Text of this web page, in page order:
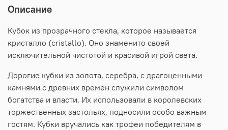
Описание
Кубок из прозрачного стекла, которое называется
кристалло (cristallo). Оно знаменито своей
исключительной чистотой и красивой игрой света.
Дорогие кубки из золота, серебра, с драгоценными
камнями с древних времен служили символом
богатства и власти. Их использовали в королевских
торжественных застольях, подносили особо важным
гостям. Кубки вручались как трофеи победителям в